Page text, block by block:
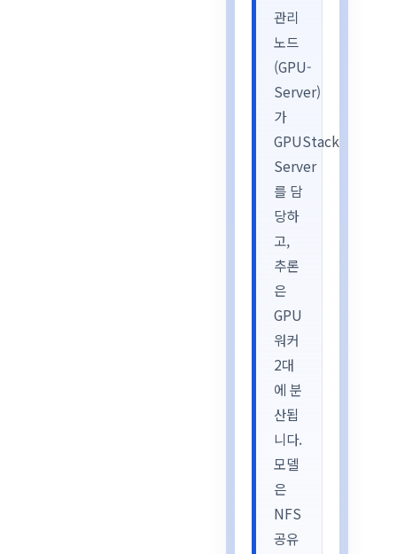
관리
노드
(GPU-
Server)
가
GPUStack
Server
를 담
당하
고,
추론
은
GPU
워커
2대
에 분
산됩
니다.
모델
은
NFS
공유